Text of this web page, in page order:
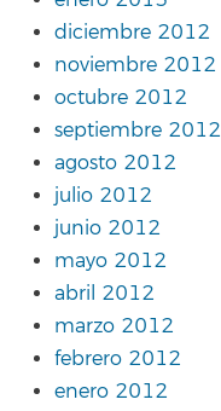
diciembre 2012
noviembre 2012
octubre 2012
septiembre 2012
agosto 2012
julio 2012
junio 2012
mayo 2012
abril 2012
marzo 2012
febrero 2012
enero 2012